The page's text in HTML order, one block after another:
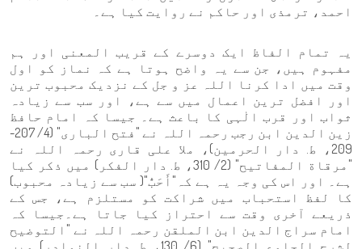
احمد، ترمذی اور حاکم نے روایت کیا ہے۔
یہ تمام الفاظ ایک دوسرے کے قریب المعنی اور ہم
مفہوم ہیں، جن سے یہ واضح ہوتا ہے کہ نماز کو اول
وقت میں ادا کرنا اللہ عز و جل کے نزدیک محبوب ترین
اور افضل ترین اعمال میں سے ہے، اور سب سے زیادہ
ثواب اور قرب الٰہی کا باعث ہے۔ جیسا کہ امام حافظ
زین الدین ابن رجب رحمہ اللہ نے "فتح الباری" (4/ 207-
209، ط. دار الحرمین)، ملا علی قاری رحمہ اللہ نے
"مرقاة المفاتيح" (2/ 310، ط. دار الفكر) میں ذکر کیا
ہے۔ اور اس کی وجہ یہ ہے کہ"أَحَبُّ"( سب سے زیادہ محبوب)
کا لفظ استحباب میں شراکت کو مستلزم ہے، جس کے
ذریعے آخری وقت سے احتراز کیا جاتا ہے۔جیسا کہ
امام سراج الدین ابن الملقن رحمہ اللہ نے "التوضيح
لشرح الجامع الصحيح" (6/ 130، ط. دار النوادر) میں